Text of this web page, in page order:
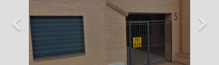
Previous Next